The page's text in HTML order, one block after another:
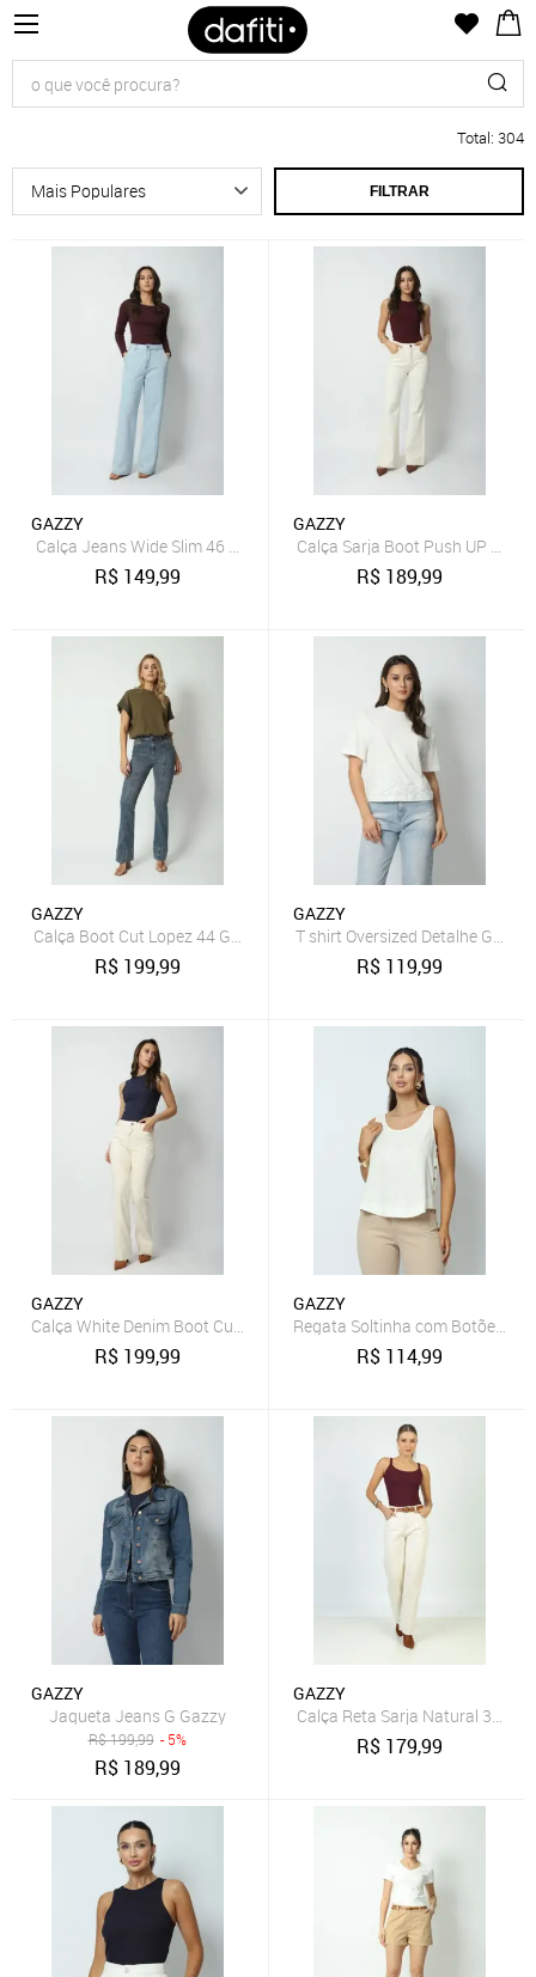
Total: 304
FILTRAR
GAZZY
Calça Jeans Wide Slim 46 Gazzy
R$ 149,99
GAZZY
Calça Sarja Boot Push UP Off
R$ 189,99
GAZZY
Calça Boot Cut Lopez 44 Gazzy
R$ 199,99
GAZZY
T shirt Oversized Detalhe Guipir
R$ 119,99
GAZZY
Calça White Denim Boot Cut 46 Gazzy
R$ 199,99
GAZZY
Regata Soltinha com Botões Off
R$ 114,99
GAZZY
Jaqueta Jeans G Gazzy
R$199,99 - 5%
R$ 189,99
GAZZY
Calça Reta Sarja Natural 38
R$ 179,99